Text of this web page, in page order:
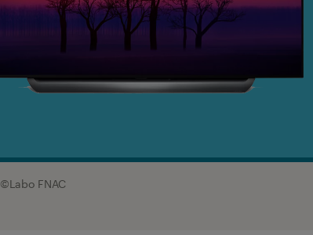
©Labo FNAC